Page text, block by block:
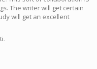
The writer will get certain
will get an excellent